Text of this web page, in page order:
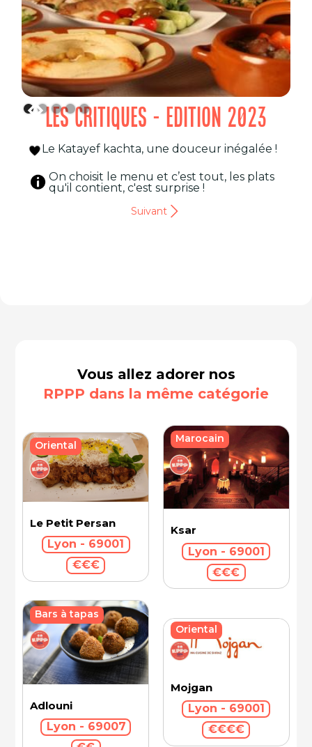
LES CRITIQUES - EDITION 2023
Le Katayef kachta, une douceur inégalée !
On choisit le menu et c’est tout, les plats
qu'il contient, c'est surprise !
Suivant
Vous allez adorer nos
RPPP dans la même catégorie
Le Petit Persan
Lyon - 69001
€€€
Oriental
Ksar
Lyon - 69001
€€€
Marocain
Adlouni
Lyon - 69007
Bars à tapas
Mojgan
Lyon - 69001
€€€€
Oriental